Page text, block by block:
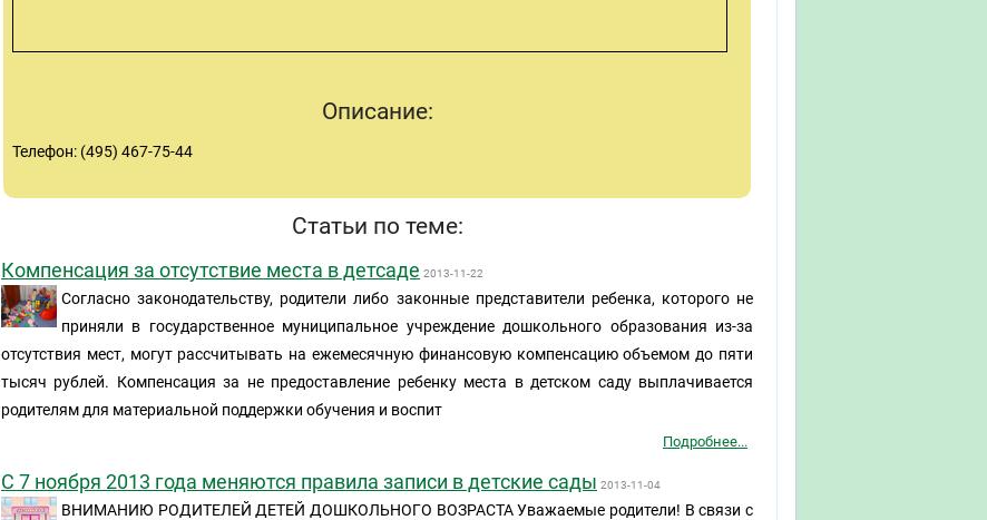
Описание:
Телефон: (495) 467-75-44
Статьи по теме:
Компенсация за отсутствие места в детсаде 2013-11-22
Согласно законодательству, родители либо законные представители ребенка, которого не
приняли в государственное муниципальное учреждение дошкольного образования из-за
отсутствия мест, могут рассчитывать на ежемесячную финансовую компенсацию объемом до пяти
тысяч рублей. Компенсация за не предоставление ребенку места в детском саду выплачивается
родителям для материальной поддержки обучения и воспит
Подробнее...
С 7 ноября 2013 года меняются правила записи в детские сады 2013-11-04
ВНИМАНИЮ РОДИТЕЛЕЙ ДЕТЕЙ ДОШКОЛЬНОГО ВОЗРАСТА Уважаемые родители! В связи с